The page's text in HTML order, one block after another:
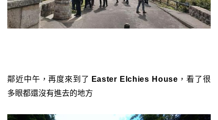
鄰近中午，再度來到了 Easter Elchies House ，看了很
多眼都還沒有進去的地方